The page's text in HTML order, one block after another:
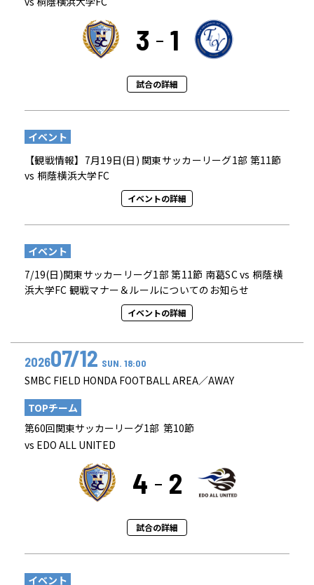
3 1
試合の詳細
イベント
【観戦情報】7月19日(日) 関東サッカーリーグ1部 第11節
vs 桐蔭横浜大学FC
イベントの詳細
イベント
7/19(日)関東サッカーリーグ1部 第11節 南葛SC vs 桐蔭横
浜大学FC 観戦マナー＆ルールについてのお知らせ
イベントの詳細
202607/12 SUN. 18:00
SMBC FIELD HONDA FOOTBALL AREA／AWAY
TOPチーム
第60回関東サッカーリーグ1部 第10節
vs EDO ALL UNITED
4 2
試合の詳細
イベント